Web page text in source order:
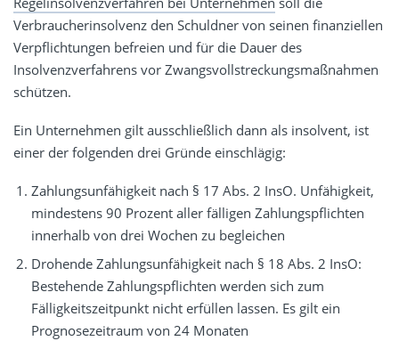
Verbraucherinsolvenz den Schuldner von seinen finanziellen
Verpflichtungen befreien und für die Dauer des
Insolvenzverfahrens vor Zwangsvollstreckungsmaßnahmen
schützen.
Ein Unternehmen gilt ausschließlich dann als insolvent, ist
einer der folgenden drei Gründe einschlägig:
Zahlungsunfähigkeit nach § 17 Abs. 2 InsO. Unfähigkeit,
mindestens 90 Prozent aller fälligen Zahlungspflichten
innerhalb von drei Wochen zu begleichen
Drohende Zahlungsunfähigkeit nach § 18 Abs. 2 InsO:
Bestehende Zahlungspflichten werden sich zum
Fälligkeitszeitpunkt nicht erfüllen lassen. Es gilt ein
Prognosezeitraum von 24 Monaten